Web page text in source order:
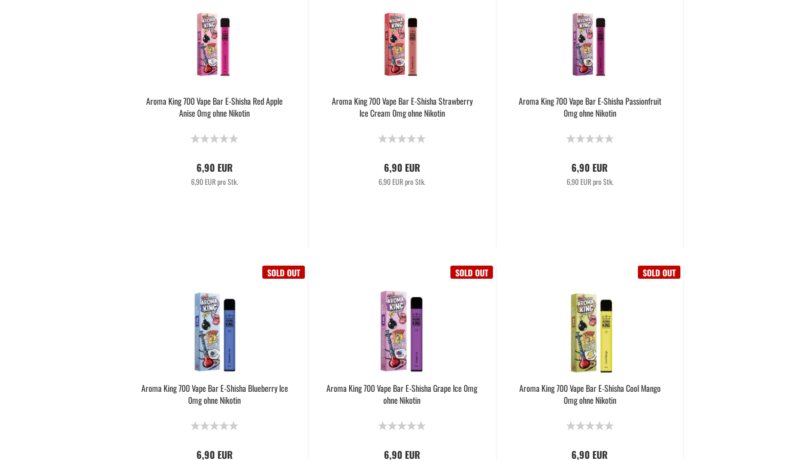
Aroma King 700 Vape Bar E-Shisha Red Apple
Anise 0mg ohne Nikotin
6,90 EUR
6,90 EUR pro Stk.
Aroma King 700 Vape Bar E-Shisha Strawberry
Ice Cream 0mg ohne Nikotin
6,90 EUR
6,90 EUR pro Stk.
Aroma King 700 Vape Bar E-Shisha Passionfruit
0mg ohne Nikotin
6,90 EUR
6,90 EUR pro Stk.
SOLD OUT
Aroma King 700 Vape Bar E-Shisha Blueberry Ice
0mg ohne Nikotin
6,90 EUR
SOLD OUT
Aroma King 700 Vape Bar E-Shisha Grape Ice 0mg
ohne Nikotin
6,90 EUR
SOLD OUT
Aroma King 700 Vape Bar E-Shisha Cool Mango
0mg ohne Nikotin
6,90 EUR